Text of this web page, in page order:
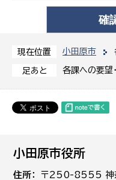
現在位置 小田原市
足あと 各課への要望
小田原市役所
住所
〒250-8555 神